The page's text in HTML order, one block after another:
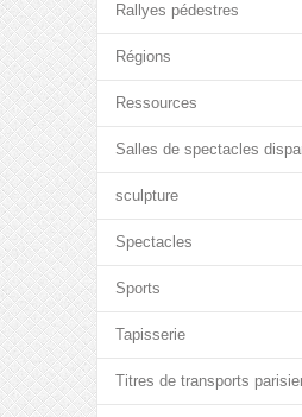
Rallyes pédestres
Régions
Ressources
Salles de spectacles
sculpture
Spectacles
Sports
Tapisserie
Titres de transports